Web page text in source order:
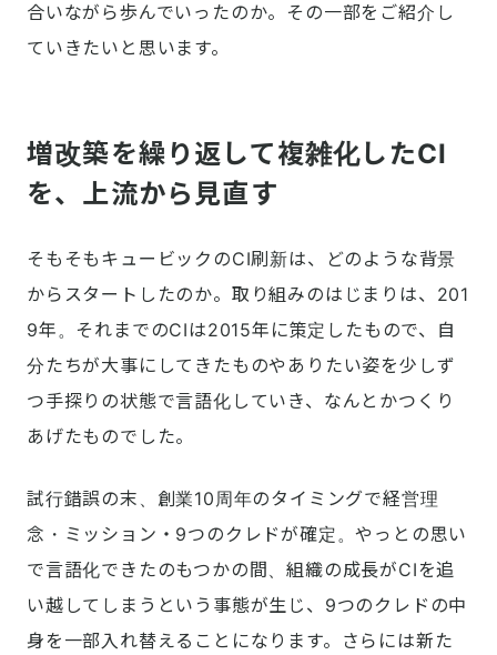
合いながら歩んでいったのか。その一部をご紹介し
ていきたいと思います。
増改築を繰り返して複雑化したCI
を、上流から見直す
そもそもキュービックのCI刷新は、どのような背景
からスタートしたのか。取り組みのはじまりは、201
9年。それまでのCIは2015年に策定したもので、自
分たちが大事にしてきたものやありたい姿を少しず
つ手探りの状態で言語化していき、なんとかつくり
あげたものでした。
試行錯誤の末、創業10周年のタイミングで経営理
念・ミッション・9つのクレドが確定。やっとの思い
で言語化できたのもつかの間、組織の成長がCIを追
い越してしまうという事態が生じ、9つのクレドの中
身を一部入れ替えることになります。さらには新た